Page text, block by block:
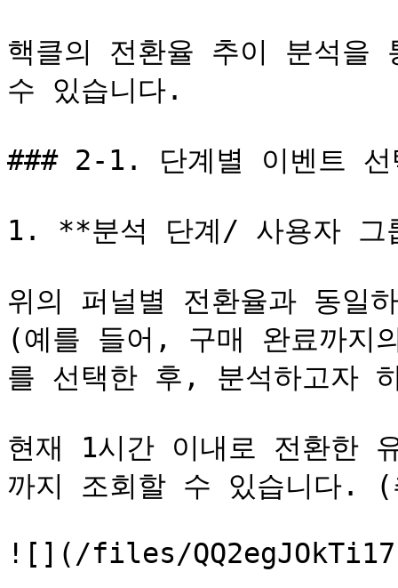
핵클의 전환율 추이 분석을
수 있습니다.
### 2-1. 단계별 이벤트
1. **분석 단계/ 사용자 그
위의 퍼널별 전환율과 동일
(예를 들어, 구매 완료까지
를 선택한 후, 분석하고자
현재 1시간 이내로 전환한
까지 조회할 수 있습니다.
![](/files/